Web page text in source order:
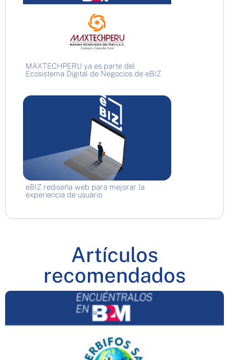
MAXTECHPERU ya es parte del
Ecosistema Digital de Negocios de eBIZ
eBIZ rediseña web para mejorar la
experiencia de usuario
Artículos
recomendados